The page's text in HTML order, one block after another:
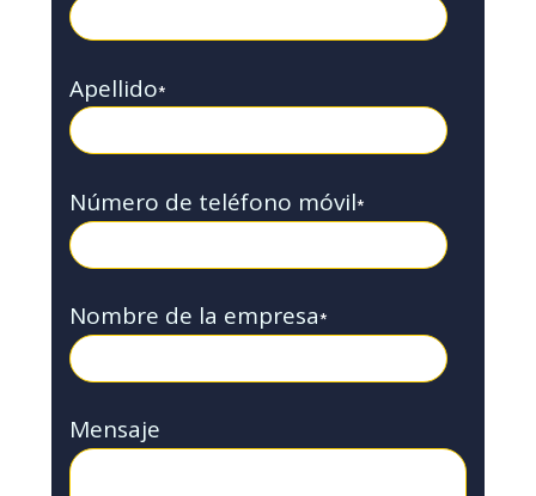
Apellido*
Número de teléfono móvil*
Nombre de la empresa*
Mensaje